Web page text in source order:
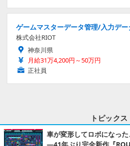
ゲームマスターデータ管理/入力デ
株式会社RIOT
神奈川県
月給31万4,200円～50万円
正社員
トピックス
車が変形してロボになっ